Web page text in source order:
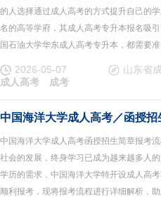
的人选择通过成人高考的方式提升自己的
名的高等学府，其成人高考专升本报名吸
国石油大学华东成人高考专升本，都需要
2026-05-07 山东省
成人高考
成考
中国海洋大学成人高考／函授
中国海洋大学成人高考函授招生简章报考
社会的发展，终身学习已成为越来越多人
学历的需求，中国海洋大学特开设成人高
顺利报考，现将报考流程进行详细解析，